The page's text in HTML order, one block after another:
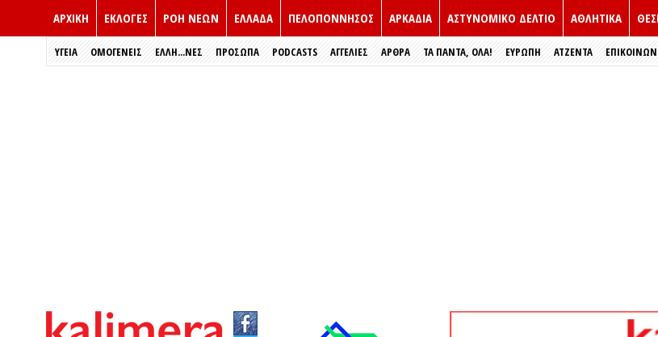
ΑΡΧΙΚΗ ΕΚΛΟΓΈΣ ΡΟΗ ΝΕΩΝ ΕΛΛΑΔΑ ΠΕΛΟΠΟΝΝΗΣΟΣ ΑΡΚΑΔΙΑ ΑΣΤΥΝΟΜΙΚΟ ΔΕΛΤΙΟ ΑΘΛΗΤΙΚΑ
ΥΓΕΙΑ ΟΜΟΓΕΝΕΙΣ ΈΛΛΗ...ΝΕΣ ΠΡΌΣΩΠΑ PODCASTS ΑΓΓΕΛΙΕΣ ΑΡΘΡΑ ΤΑ ΠΑΝΤΑ, ΟΛΑ! ΕΥΡΏΠΗ ΑΤΖΕΝΤΑ